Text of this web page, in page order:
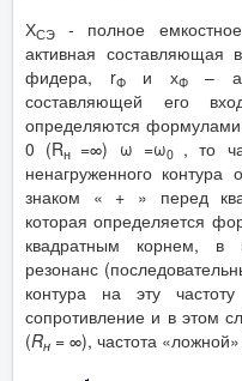
ХСЭ - полное
активная составляющая
фидера, rФи хФ–
составляющей его
определяются формулами
0 (Rн =∞) ω =ω0 , то
ненагруженного
знаком « + » перед
которая определяется
квадратным корнем, в
резонанс
контура на эту
сопротивление и в этом
(Rн = ∞), частота